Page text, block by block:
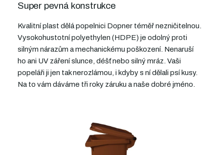
Super pevná konstrukce
Kvalitní plast dělá popelnici Dopner téměř nezničitelnou.
Vysokohustotní polyethylen (HDPE) je odolný proti
silným nárazům a mechanickému poškození. Nenaruší
ho ani UV záření slunce, déšť nebo silný mráz. Vaši
popeláři ji jen tak nerozlámou, i kdyby s ní dělali psí kusy.
Na to vám dáváme tři roky záruku a naše dobré jméno.